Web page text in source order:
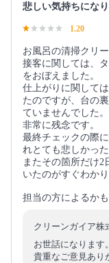
悲しい気持ちにな
1.20
お風呂の清掃クリ
接客に関しては、
をおぼえました。
仕上がりに関して
たのですが、台の
ていませんでした。
非常に残念です。
最終チェックの際
れとても悲しかった
またその箇所だけ2
いたのがすぐわかり
担当の方によるか
クリーンガイア株
お世話になります
貴重なご意見あり